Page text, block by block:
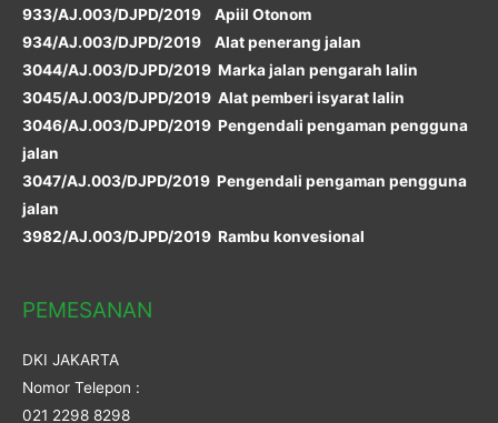
933/AJ.003/DJPD/2019 Apiil Otonom
934/AJ.003/DJPD/2019 Alat penerang jalan
3044/AJ.003/DJPD/2019 Marka jalan pengarah lalin
3045/AJ.003/DJPD/2019 Alat pemberi isyarat lalin
3046/AJ.003/DJPD/2019 Pengendali pengaman pengguna
jalan
3047/AJ.003/DJPD/2019 Pengendali pengaman pengguna
jalan
3982/AJ.003/DJPD/2019 Rambu konvesional
PEMESANAN
DKI JAKARTA
Nomor Telepon :
021 2298 8298